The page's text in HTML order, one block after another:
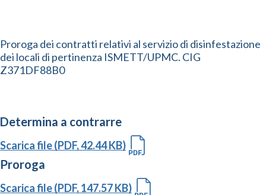
Proroga dei contratti relativi al servizio di disinfestazione
dei locali di pertinenza ISMETT/UPMC. CIG
Z371DF88B0
Determina a contrarre
Scarica file (PDF, 42.44 KB)
Proroga
Scarica file (PDF, 147.57 KB)